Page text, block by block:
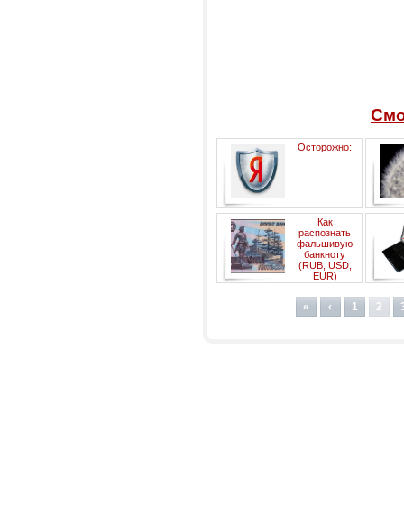
Осторожно:
злоумышленники!
Как
распознать
фальшивую
банкноту
(RUB, USD,
EUR)
« ‹ 1 2